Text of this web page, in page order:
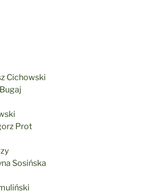
Cichowski
Prot
Sosińska